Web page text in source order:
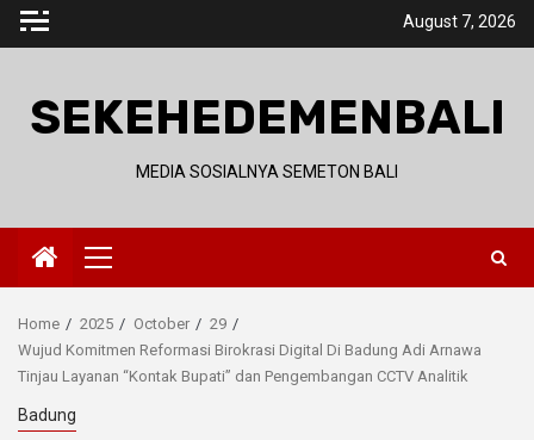
Skip
August 7, 2026
SEKEHEDEMENBALI
MEDIA SOSIALNYA SEMETON BALI
Primary
Menu
Home 2025 October
29
Wujud Komitmen Reformasi Birokrasi Digital Di Badung Adi Arnawa
Tinjau Layanan “Kontak Bupati” dan Pengembangan CCTV Analitik
Badung